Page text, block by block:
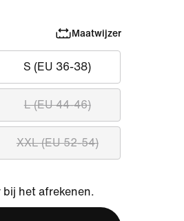
Maatwijzer
S (EU 36-38)
L (EU 44-46)
XXL (EU 52-54)
het afrekenen.